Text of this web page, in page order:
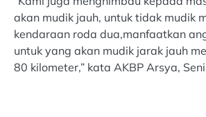
akan mudik jauh, untuk tidak mudik
kendaraan roda dua,manfaatkan
untuk yang akan mudik jarak jauh
80 kilometer,” kata AKBP Arsya,